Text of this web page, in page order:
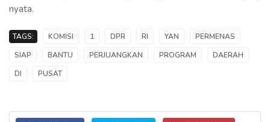
nyata.
TAGS: KOMISI 1 DPR RI YAN
PERMENAS
SIAP
BANTU PERJUANGKAN PROGRAM
DAERAH
DI
PUSAT